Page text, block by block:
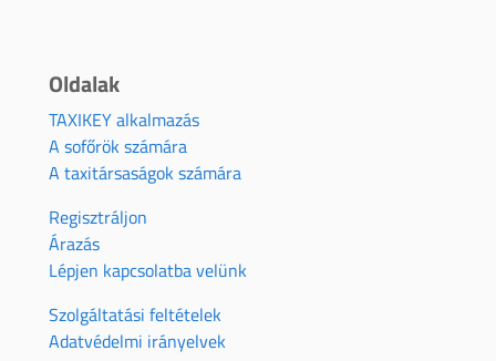
Oldalak
TAXIKEY alkalmazás
A sofőrök számára
A taxitársaságok számára
Regisztráljon
Árazás
Lépjen kapcsolatba velünk
Szolgáltatási feltételek
Adatvédelmi irányelvek